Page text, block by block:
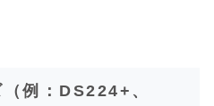
例：DS224+、